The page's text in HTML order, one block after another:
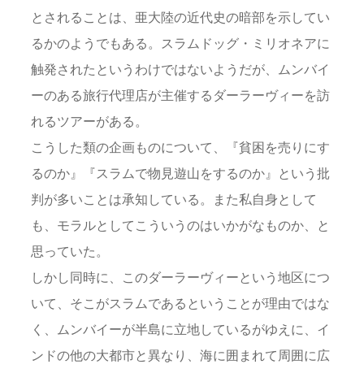
とされることは、亜大陸の近代史の暗部を示してい
るかのようでもある。スラムドッグ・ミリオネアに
触発されたというわけではないようだが、ムンバイ
ーのある旅行代理店が主催するダーラーヴィーを訪
れるツアーがある。
こうした類の企画ものについて、『貧困を売りにす
るのか』『スラムで物見遊山をするのか』という批
判が多いことは承知している。また私自身として
も、モラルとしてこういうのはいかがなものか、と
思っていた。
しかし同時に、このダーラーヴィーという地区につ
いて、そこがスラムであるということが理由ではな
く、ムンバイーが半島に立地しているがゆえに、イ
ンドの他の大都市と異なり、海に囲まれて周囲に広